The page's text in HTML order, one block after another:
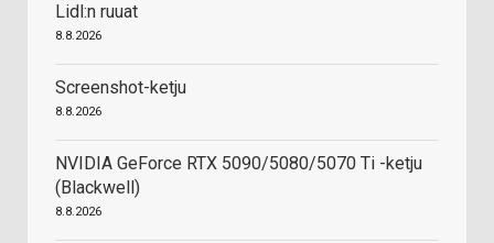
Lidl:n ruuat
8.8.2026
Screenshot-ketju
8.8.2026
NVIDIA GeForce RTX 5090/5080/5070 Ti -ketju
(Blackwell)
8.8.2026